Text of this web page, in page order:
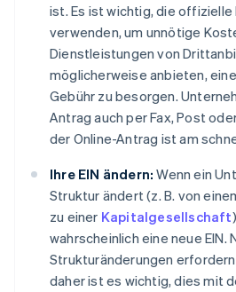
ist. Es ist wichtig, die offizielle
verwenden, um unnötige
Dienstleistungen von
möglicherweise anbieten,
Gebühr zu besorgen.
Antrag auch per Fax, Post
der Online-Antrag ist am
Ihre EIN ändern: Wenn ein
Struktur ändert (z. B. von
zu einer Kapitalgesellschaft
wahrscheinlich eine neue EIN.
Strukturänderungen
daher ist es wichtig, dies mit